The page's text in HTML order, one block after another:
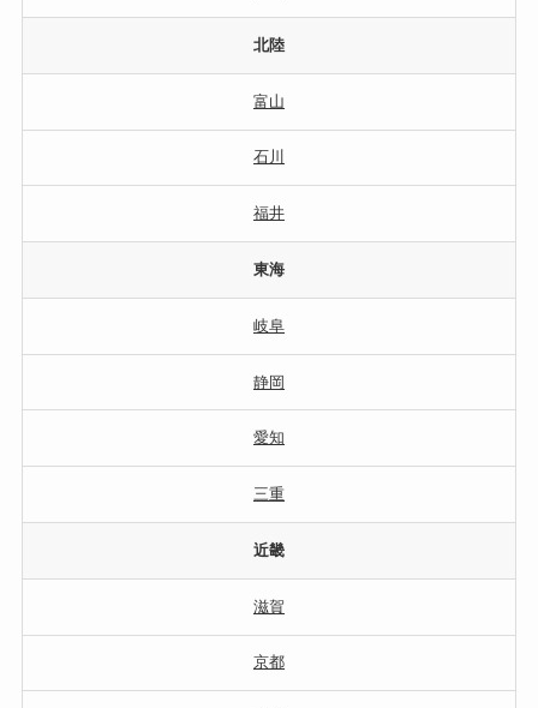
北陸
富山
石川
福井
東海
岐阜
静岡
愛知
三重
近畿
滋賀
京都